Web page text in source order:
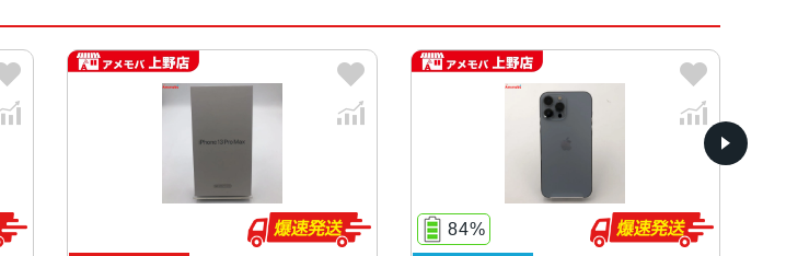
グラファイト、ゴールド、シルバー、シエラブルー、アルパイングリーン
128GB、256GB、512GB、1TB
160.8×78.1×7.65mm ・238g
6.7インチ（対角）オールスクリーンOLEDディスプレイ
84%